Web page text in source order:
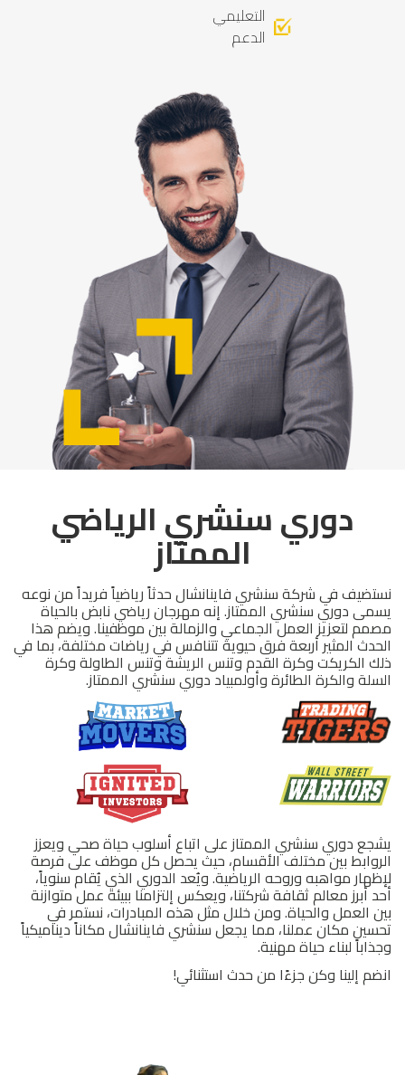
التعليمي
الدعم
دوري سنشري الرياضي
الممتاز
نستضيف في شركة سنشري فاينانشال حدثاً رياضياً فريداً من نوعه
يسمى دوري سنشري الممتاز. إنه مهرجان رياضي نابض بالحياة
مصمم لتعزيز العمل الجماعي والزمالة بين موظفينا. ويضم هذا
الحدث المثير أربعة فرق حيوية تتنافس في رياضات مختلفة، بما في
ذلك الكريكت وكرة القدم وتنس الريشة وتنس الطاولة وكرة
السلة والكرة الطائرة وأولمبياد دوري سنشري الممتاز.
يشجع دوري سنشري الممتاز على اتباع أسلوب حياة صحي ويعزز
الروابط بين مختلف الأقسام، حيث يحصل كل موظف على فرصة
لإظهار مواهبه وروحه الرياضية. ويُعد الدوري الذي يُقام سنوياً،
أحد أبرز معالم ثقافة شركتنا، ويعكس إلتزامنا ببيئة عمل متوازنة
بين العمل والحياة. ومن خلال مثل هذه المبادرات، نستمر في
تحسين مكان عملنا، مما يجعل سنشري فاينانشال مكاناً ديناميكياً
وجذاباً لبناء حياة مهنية.
انضم إلينا وكن جزءًا من حدث استثنائي!